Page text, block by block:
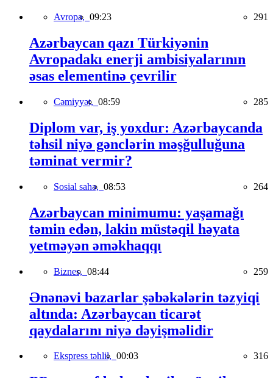
Avropa, 09:23 291
Azərbaycan qazı Türkiyənin
Avropadakı enerji ambisiyalarının
əsas elementinə çevrilir
Cəmiyyət, 08:59 285
Diplom var, iş yoxdur: Azərbaycanda
təhsil niyə gənclərin məşğulluğuna
təminat vermir?
Sosial sahə, 08:53 264
Azərbaycan minimumu: yaşamağı
təmin edən, lakin müstəqil həyata
yetməyən əməkhaqqı
Biznes, 08:44 259
Ənənəvi bazarlar şəbəkələrin təzyiqi
altında: Azərbaycan ticarət
qaydalarını niyə dəyişməlidir
Ekspress təhlil, 00:03 316